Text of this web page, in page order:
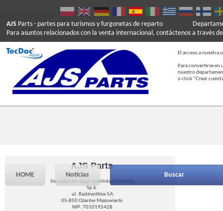
AJS Parts - partes para turismos y furgonetas de reparto
Para asuntos relacionados con la venta internacional, contáctenos a través
El acceso a nuestra
Para convertirse en
nuestro
o click “Crear
HOME Noticias Buscar
AJS Parts
Sociedad de responsabilidad limitada
Sp.k.
ul. Radziwiłłów 5A
05-850 Ożarów Mazowiecki
NIP: 7010195428